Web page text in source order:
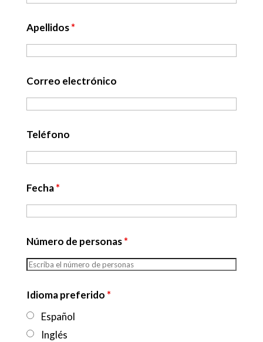
Apellidos*
Correo electrónico
Teléfono
Fecha*
Número de personas*
Idioma preferido *
Español
Inglés